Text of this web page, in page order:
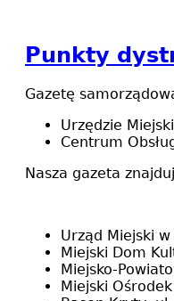
Punkty
Gazetę
Urzędzie
Centrum
Nasza gazeta
Urząd Miejski
Miejski Dom
Miejsko-
Miejski